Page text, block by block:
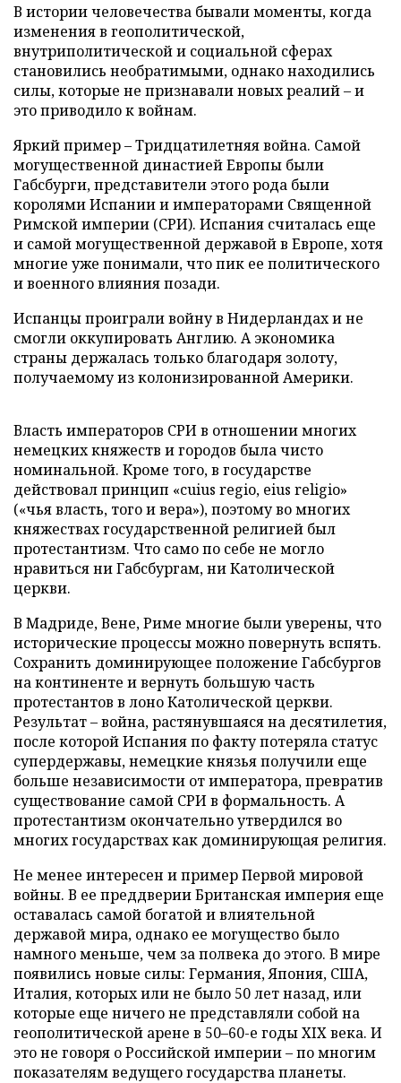
В истории человечества бывали моменты, когда
изменения в геополитической,
внутриполитической и социальной сферах
становились необратимыми, однако находились
силы, которые не признавали новых реалий – и
это приводило к войнам.
Яркий пример – Тридцатилетняя война. Самой
могущественной династией Европы были
Габсбурги, представители этого рода были
королями Испании и императорами Священной
Римской империи (СРИ). Испания считалась еще
и самой могущественной державой в Европе, хотя
многие уже понимали, что пик ее политического
и военного влияния позади.
Испанцы проиграли войну в Нидерландах и не
смогли оккупировать Англию. А экономика
страны держалась только благодаря золоту,
получаемому из колонизированной Америки.
Власть императоров СРИ в отношении многих
немецких княжеств и городов была чисто
номинальной. Кроме того, в государстве
действовал принцип «cuius regio, eius religio»
(«чья власть, того и вера»), поэтому во многих
княжествах государственной религией был
протестантизм. Что само по себе не могло
нравиться ни Габсбургам, ни Католической
церкви.
В Мадриде, Вене, Риме многие были уверены, что
исторические процессы можно повернуть вспять.
Сохранить доминирующее положение Габсбургов
на континенте и вернуть большую часть
протестантов в лоно Католической церкви.
Результат – война, растянувшаяся на десятилетия,
после которой Испания по факту потеряла статус
супердержавы, немецкие князья получили еще
больше независимости от императора, превратив
существование самой СРИ в формальность. А
протестантизм окончательно утвердился во
многих государствах как доминирующая религия.
Не менее интересен и пример Первой мировой
войны. В ее преддверии Британская империя еще
оставалась самой богатой и влиятельной
державой мира, однако ее могущество было
намного меньше, чем за полвека до этого. В мире
появились новые силы: Германия, Япония, США,
Италия, которых или не было 50 лет назад, или
которые еще ничего не представляли собой на
геополитической арене в 50–60-е годы XIX века. И
это не говоря о Российской империи – по многим
показателям ведущего государства планеты.